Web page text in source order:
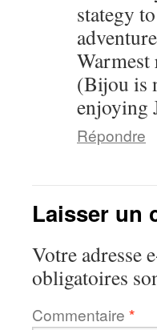
stategy
Warmest
(Bijou is
enjoying
Répondre
Laisser un
Votre adresse
obligatoires
Commentaire *